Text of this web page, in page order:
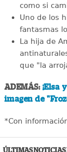
como si
Uno de los
fantasmas
La hija de
que "la
ADEMÁS: ¡Elsa
imagen de
*Con
ÚLTIMAS NOTICIAS